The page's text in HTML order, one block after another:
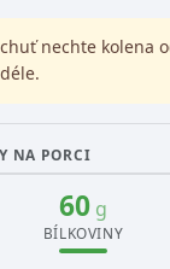
nechte kolena
NA PORCI
60g
BÍLKOVINY